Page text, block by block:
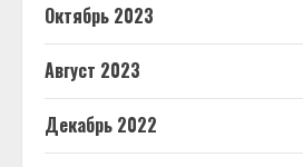
Октябрь 2023
Август 2023
Декабрь 2022